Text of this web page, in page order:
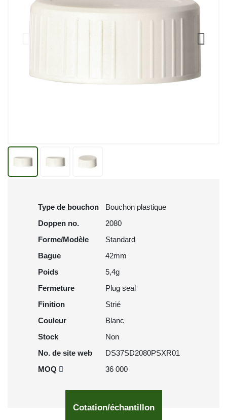
Type de bouchon
Bouchon plastique
Doppen no.
2080
Forme/Modèle
Standard
Bague
42mm
Poids
5,4g
Fermeture
Plug seal
Finition
Strié
Couleur
Blanc
Stock
Non
No. de site web
DS37SD2080PSXR01
MOQ
36 000
Cotation/échantillon